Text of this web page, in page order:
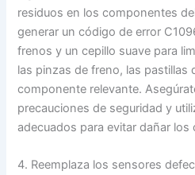
residuos en los componentes
generar un código de error
frenos y un cepillo suave para
las pinzas de freno, las pastillas
componente relevante.
precauciones de seguridad y
adecuados para evitar dañar los
4. Reemplaza los sensores